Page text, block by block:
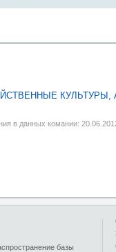
КУЛЬТУРЫ,
в данных комании:
базы